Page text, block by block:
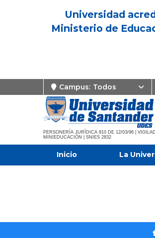
Universidad
Ministerio de
Campus: Todos
PERSONERÍA JURÍDICA 810 DE 12/03/96 |
MINIEDUCACIÓN | SNIES 2832
Inicio La